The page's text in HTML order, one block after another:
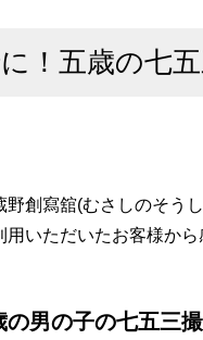
！五歳の七
創寫舘(むさしのそうし
いただいたお客様から
男の子の七五三撮